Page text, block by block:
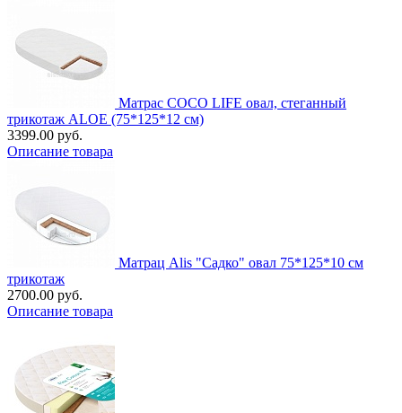
Матрас COCO LIFE овал, стеганный
трикотаж ALOE (75*125*12 см)
3399.00 руб.
Описание товара
Матрац Alis "Садко" овал 75*125*10 см
трикотаж
2700.00 руб.
Описание товара